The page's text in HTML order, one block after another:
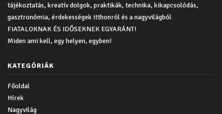
tájékoztatás, kreatív dolgok, praktikák, technika, kikapcsolódás,
gasztronómia, érdekességek itthonról és a nagyvilágból
FIATALOKNAK ÉS IDŐSEKNEK EGYARÁNT!
Miden ami kell, egy helyen, egyben!
KATEGÓRIÁK
Főoldal
Hírek
Nagyvilág